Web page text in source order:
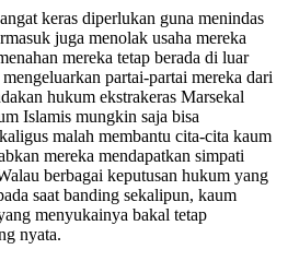
keras diperlukan guna menindas
juga menolak usaha mereka
mereka tetap berada di luar
partai-partai mereka dari
hukum ekstrakeras Marsekal
Islamis mungkin saja bisa
malah membantu cita-cita kaum
mereka mendapatkan simpati
berbagai keputusan hukum yang
saat banding sekalipun, kaum
menyukainya bakal tetap
nyata.